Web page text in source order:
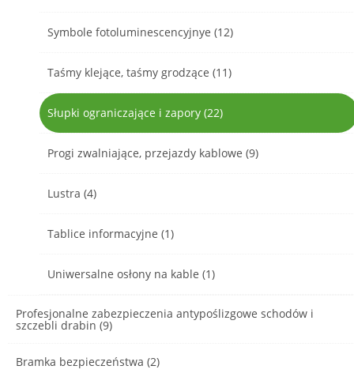
Symbole fotoluminescencyjnye (12)
Taśmy klejące, taśmy grodzące (11)
Słupki ograniczające i zapory (22)
Progi zwalniające, przejazdy kablowe (9)
Lustra (4)
Tablice informacyjne (1)
Uniwersalne osłony na kable (1)
Profesjonalne zabezpieczenia antypoślizgowe schodów i
szczebli drabin (9)
Bramka bezpieczeństwa (2)